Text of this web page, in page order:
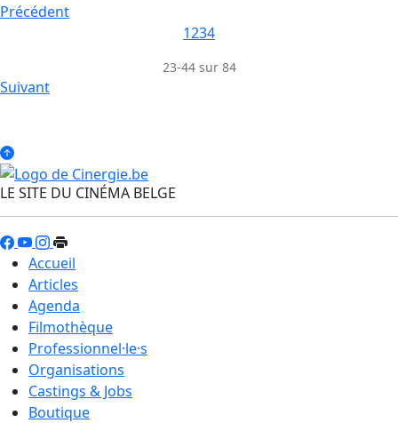
Précédent
1234
23-44 sur 84
Suivant
LE SITE DU CINÉMA BELGE
Accueil
Articles
Agenda
Filmothèque
Professionnel·le·s
Organisations
Castings & Jobs
Boutique